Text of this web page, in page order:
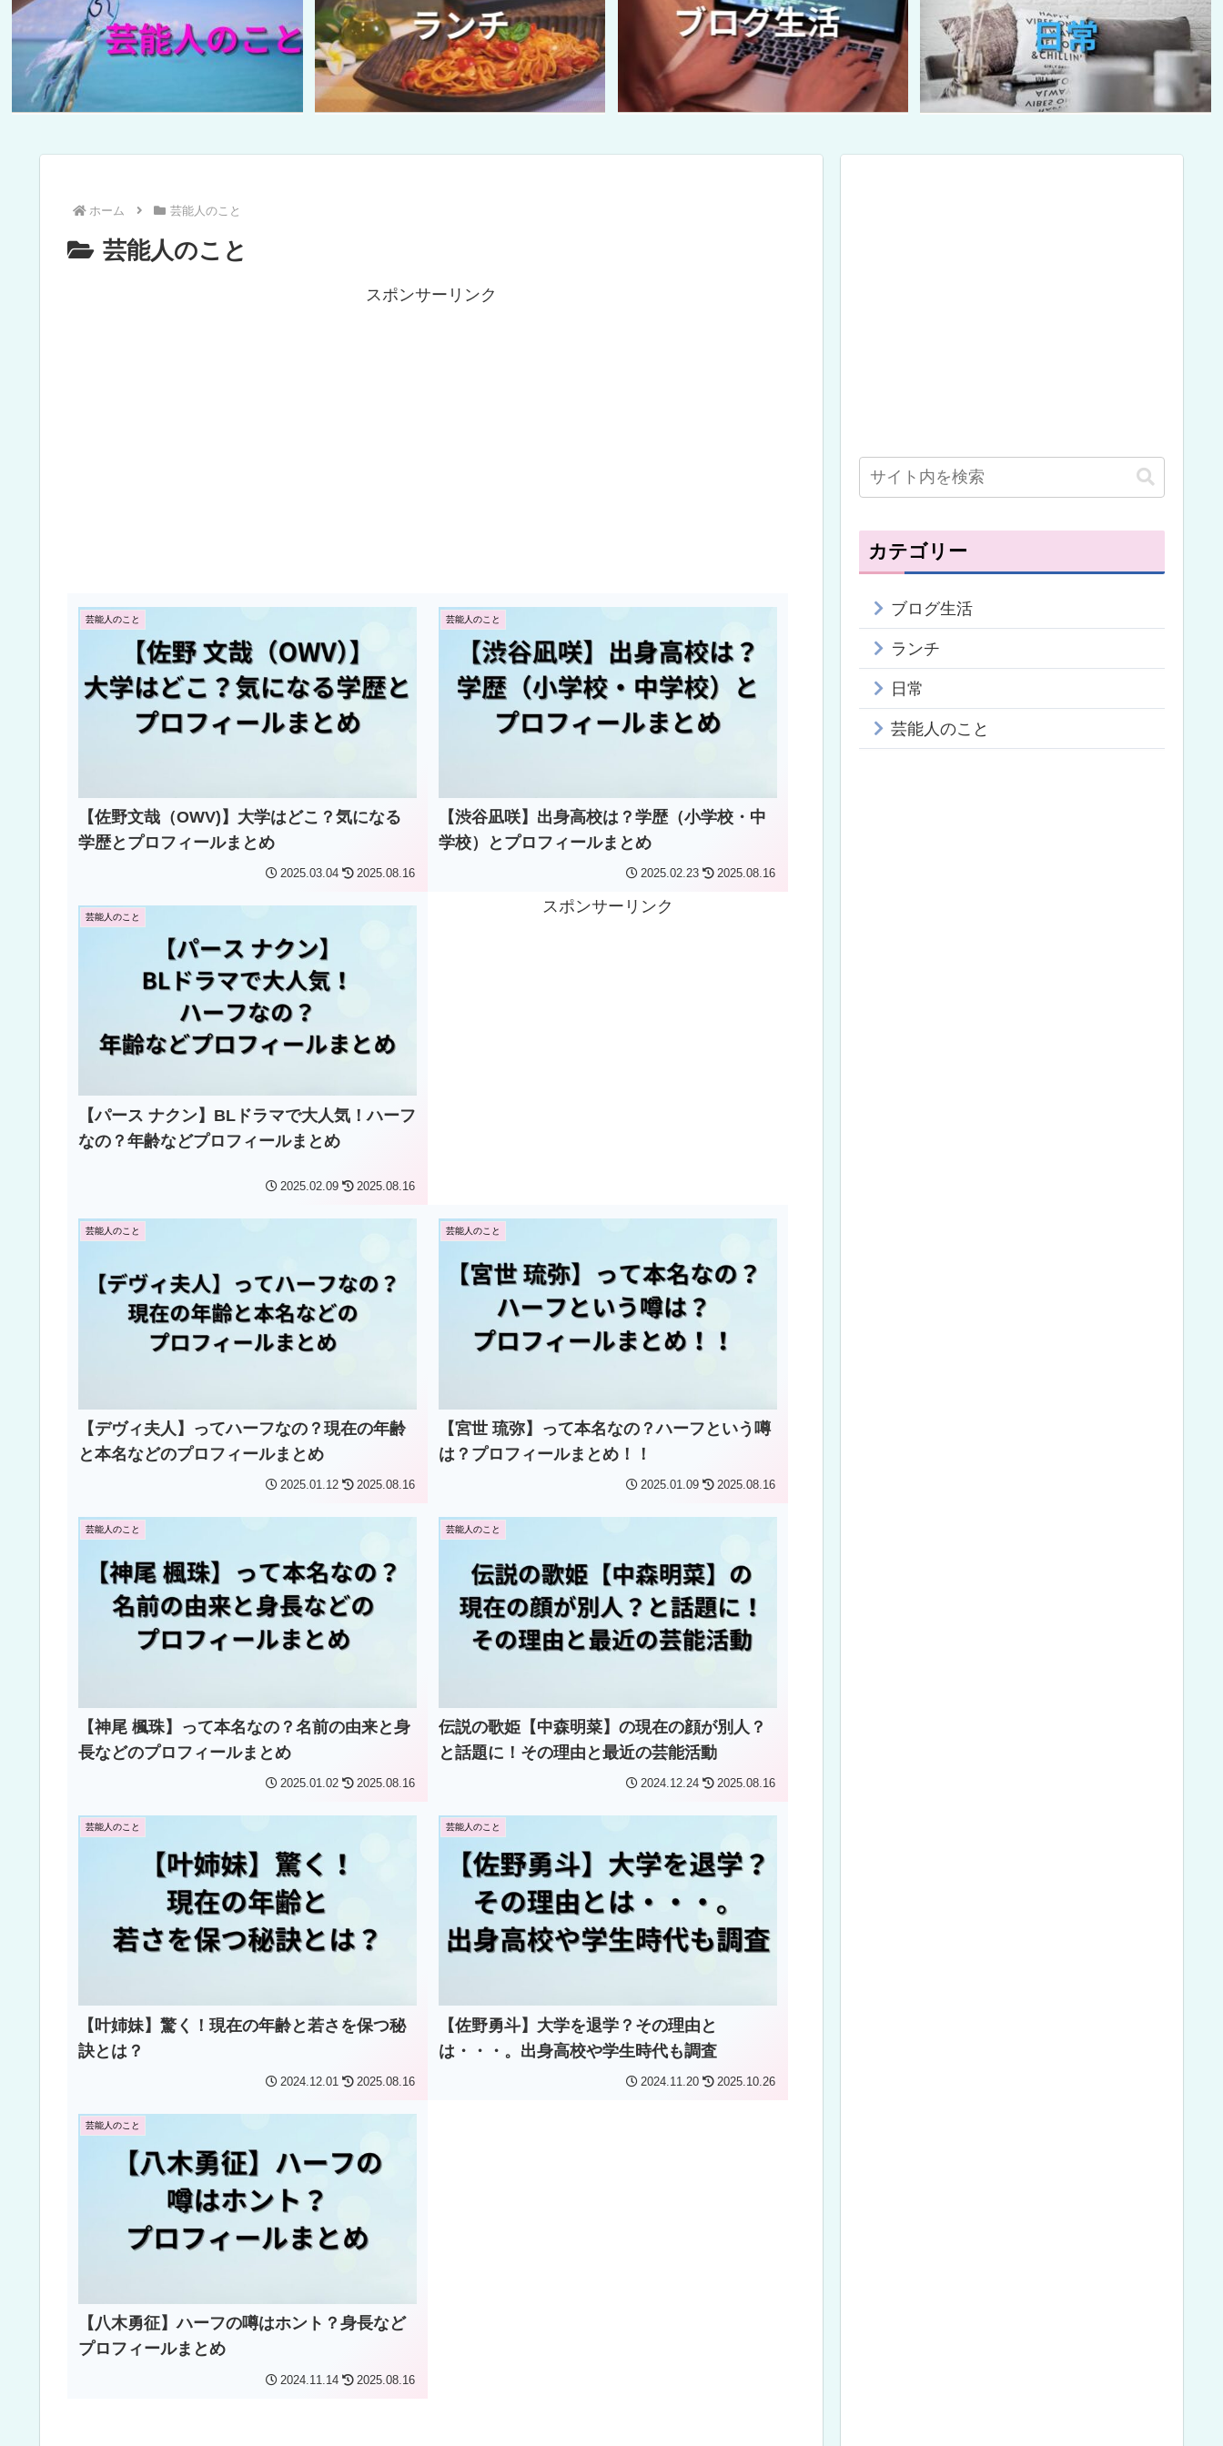
ホーム 芸能人のこと
芸能人のこと
スポンサーリンク
芸能人のこと
【佐野文哉（OWV)】大学はどこ？気になる
学歴とプロフィールまとめ
2025.03.04 2025.08.16
芸能人のこと
【渋谷凪咲】出身高校は？学歴（小学校・中
学校）とプロフィールまとめ
2025.02.23 2025.08.16
芸能人のこと
【パース ナクン】BLドラマで大人気！ハーフ
なの？年齢などプロフィールまとめ
2025.02.09 2025.08.16
スポンサーリンク
芸能人のこと
【デヴィ夫人】ってハーフなの？現在の年齢
と本名などのプロフィールまとめ
2025.01.12 2025.08.16
芸能人のこと
【宮世 琉弥】って本名なの？ハーフという噂
は？プロフィールまとめ！！
2025.01.09 2025.08.16
芸能人のこと
【神尾 楓珠】って本名なの？名前の由来と身
長などのプロフィールまとめ
2025.01.02 2025.08.16
芸能人のこと
伝説の歌姫【中森明菜】の現在の顔が別人？
と話題に！その理由と最近の芸能活動
2024.12.24 2025.08.16
芸能人のこと
【叶姉妹】驚く！現在の年齢と若さを保つ秘
訣とは？
2024.12.01 2025.08.16
芸能人のこと
【佐野勇斗】大学を退学？その理由と
は・・・。出身高校や学生時代も調査
2024.11.20 2025.10.26
芸能人のこと
【八木勇征】ハーフの噂はホント？身長など
プロフィールまとめ
2024.11.14 2025.08.16
カテゴリー
ブログ生活
ランチ
日常
芸能人のこと